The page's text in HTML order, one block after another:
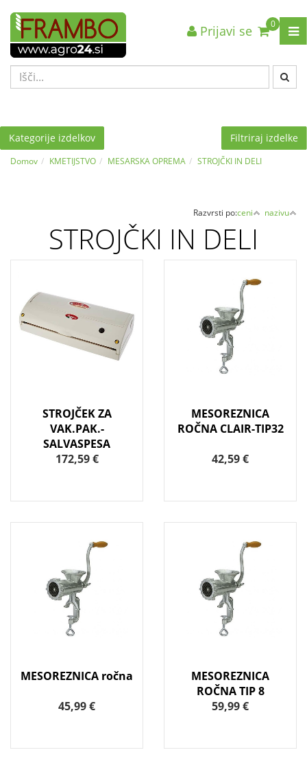
Nazaj en nivo
VRSTA 1
VRSTA 3
Nazaj en nivo
VRSTA 1
VRSTA 3
Nazaj en nivo
VRSTA 1
VRSTA 3
0
Prijavi se
Kategorije izdelkov Filtriraj izdelke
Domov KMETIJSTVO MESARSKA OPREMA STROJČKI IN DELI
Razvrsti po:ceni nazivu
STROJČKI IN DELI
STROJČEK ZA
VAK.PAK.-
SALVASPESA
172,59 €
MESOREZNICA
ROČNA CLAIR-TIP32
42,59 €
MESOREZNICA ročna
45,99 €
MESOREZNICA
ROČNA TIP 8
59,99 €